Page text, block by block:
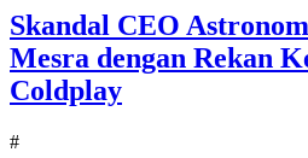
Skandal CEO
Mesra dengan Rekan
Coldplay
#